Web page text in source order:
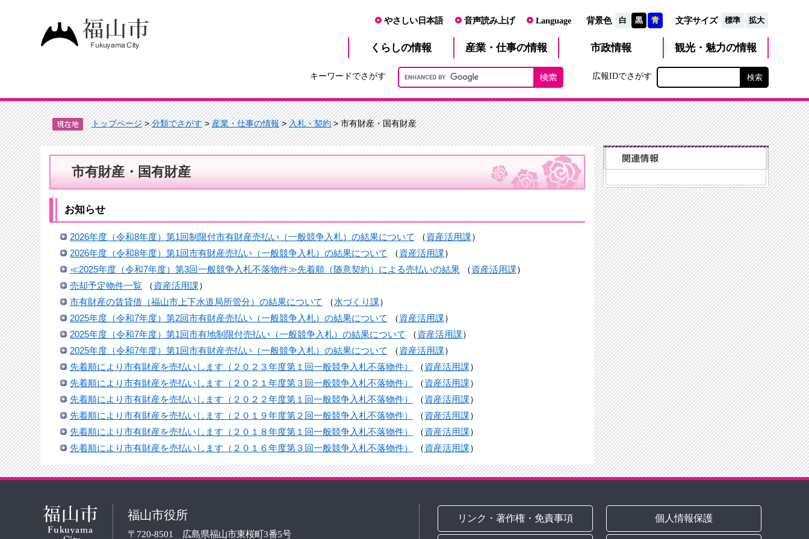
やさしい日本語 音声読み上げ Language 背景色 白 黒 青 文字サイズ 標準 拡大
くらしの情報 産業・仕事の情報 市政情報 観光・魅力の情報
キーワードでさがす 広報IDでさがす
トップページ>分類でさがす>産業・仕事の情報>入札・契約> 市有財産・国有財産
市有財産・国有財産
お知らせ
2026年度（令和8年度）第1回制限付市有財産売払い（一般競争入札）の結果について （資産活用課）
2026年度（令和8年度）第1回市有財産売払い（一般競争入札）の結果について
（資産活用課）
≪2025年度（令和7年度）第3回一般競争入札不落物件≫先着順（随意契約）による売払いの結果 （資産活用課）
売却予定物件一覧 （資産活用課）
市有財産の賃貸借（福山市上下水道局所管分）の結果について
（水づくり課）
2025年度（令和7年度）第2回市有財産売払い（一般競争入札）の結果について
（資産活用課）
2025年度（令和7年度）第1回市有地制限付売払い（一般競争入札）の結果について
（資産活用課）
2025年度（令和7年度）第1回市有財産売払い（一般競争入札）の結果について
（資産活用課）
先着順により市有財産を売払いします（２０２３年度第１回一般競争入札不落物件）
（資産活用課）
先着順により市有財産を売払いします（２０２１年度第３回一般競争入札不落物件）
（資産活用課）
先着順により市有財産を売払いします（２０２２年度第１回一般競争入札不落物件）
（資産活用課）
先着順により市有財産を売払いします（２０１９年度第２回一般競争入札不落物件）
（資産活用課）
先着順により市有財産を売払いします（２０１８年度第１回一般競争入札不落物件）
（資産活用課）
先着順により市有財産を売払いします（２０１６年度第３回一般競争入札不落物件）
（資産活用課）
福山市役所
〒720-8501 広島県福山市東桜町3番5号
リンク・著作権・免責事項 個人情報保護